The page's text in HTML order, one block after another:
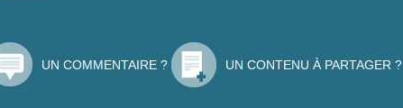
UN COMMENTAIRE ? UN CONTENU À PARTAGER ?